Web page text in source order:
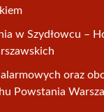
w Szydłowcu –
oraz
Powstania